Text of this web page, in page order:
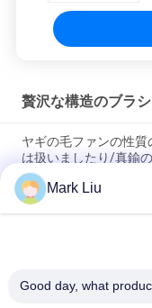
贅沢な構造のブラシ
ヤギの毛ファンの性
は扱いましたり/真鍮
柔らかく、密な焦茶
めの粉の構造のブラシ
超デラックスな性質
Mark Liu
Good day, what